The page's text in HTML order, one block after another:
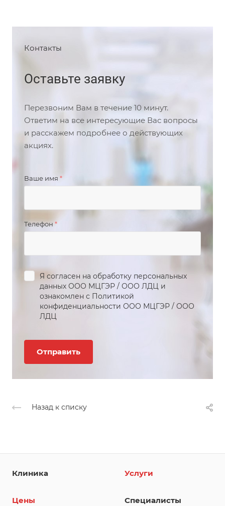
Контакты
Оставьте заявку
Перезвоним Вам в течение 10 минут.
Ответим на все интересующие Вас вопросы
и расскажем подробнее о действующих
акциях.
Ваше имя *
Телефон*
Я согласен на обработку персональных
данных ООО МЦГЭР / ООО ЛДЦ и
ознакомлен с Политикой
конфиденциальности ООО МЦГЭР / ООО
ЛДЦ
Назад к списку
Клиника Услуги
Цены Специалисты